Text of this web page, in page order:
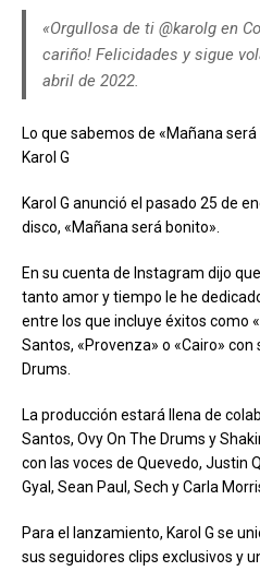
«Orgullosa de ti @karolg en
cariño! Felicidades y sigue
abril de 2022.
Lo que sabemos de «Mañana
Karol G
Karol G anunció el pasado 25 de
disco, «Mañana será bonito».
En su cuenta de Instagram dijo
tanto amor y tiempo le he
entre los que incluye éxitos como
Santos, «Provenza» o «Cairo» con
Drums.
La producción estará llena de
Santos, Ovy On The Drums y
con las voces de Quevedo, Justin
Gyal, Sean Paul, Sech y Carla
Para el lanzamiento, Karol G se
sus seguidores clips exclusivos y